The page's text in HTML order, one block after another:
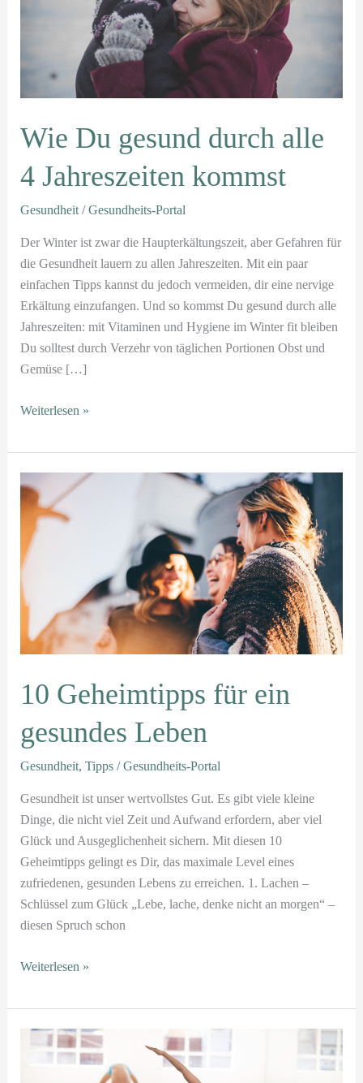
Wie Du gesund durch alle
4 Jahreszeiten kommst
Gesundheit/Gesundheits-Portal
Der Winter ist zwar die Haupterkältungszeit, aber Gefahren für
die Gesundheit lauern zu allen Jahreszeiten. Mit ein paar
einfachen Tipps kannst du jedoch vermeiden, dir eine nervige
Erkältung einzufangen. Und so kommst Du gesund durch alle
Jahreszeiten: mit Vitaminen und Hygiene im Winter fit bleiben
Du solltest durch Verzehr von täglichen Portionen Obst und
Gemüse […]
kommst
Weiterlesen »
10 Geheimtipps für ein
gesundes Leben
Gesundheit,Tipps /Gesundheits-Portal
Gesundheit ist unser wertvollstes Gut. Es gibt viele kleine
Dinge, die nicht viel Zeit und Aufwand erfordern, aber viel
Glück und Ausgeglichenheit sichern. Mit diesen 10
Geheimtipps gelingt es Dir, das maximale Level eines
zufriedenen, gesunden Lebens zu erreichen. 1. Lachen –
Schlüssel zum Glück „Lebe, lache, denke nicht an morgen“ –
diesen Spruch schon
10
Geheimtipps
ein
gesundes
Leben
Weiterlesen »
Frage